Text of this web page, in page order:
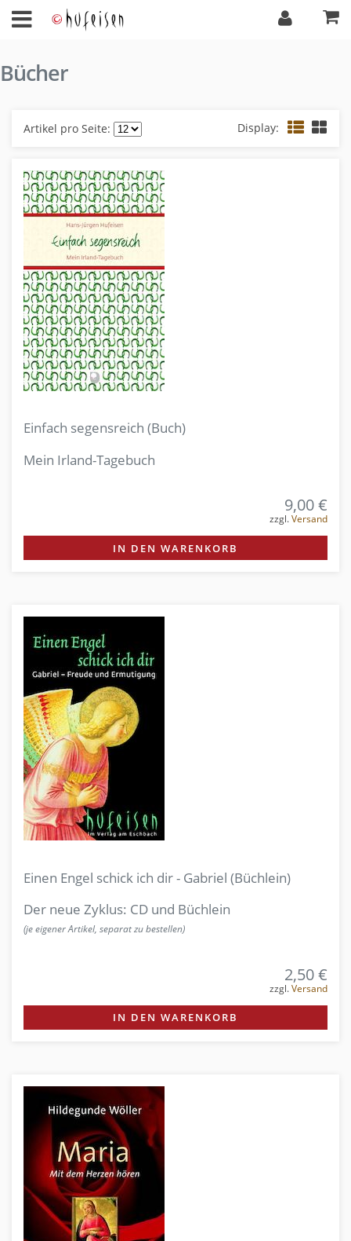
Bücher
Artikel pro Seite: Display:
Einfach segensreich (Buch)
Mein Irland-Tagebuch
9,00 €
zzgl.Versand
IN DEN WARENKORB
Einen Engel schick ich dir - Gabriel (Büchlein)
Der neue Zyklus: CD und Büchlein
(je eigener Artikel, separat zu bestellen)
2,50 €
zzgl.Versand
IN DEN WARENKORB